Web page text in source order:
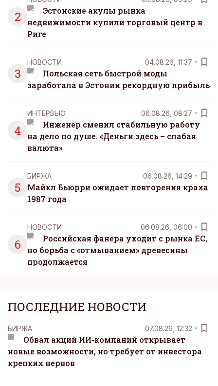
2
Эстонские акулы рынка
недвижимости купили торговый центр в
Риге
3
НОВОСТИ 04.08.26, 11:37
Польская сеть быстрой моды
заработала в Эстонии рекордную прибыль
4
ИНТЕРВЬЮ 06.08.26, 08:27
Инженер сменил стабильную работу
на дело по душе. «Деньги здесь – слабая
валюта»
5
БИРЖА 06.08.26, 14:29
Майкл Бьюрри ожидает повторения краха
1987 года
6
НОВОСТИ 06.08.26, 06:00
Российская фанера уходит с рынка ЕС,
но борьба с «отмыванием» древесины
продолжается
ПОСЛЕДНИЕ НОВОСТИ
БИРЖА 07.08.26, 12:32
Обвал акций ИИ-компаний открывает
новые возможности, но требует от инвестора
крепких нервов